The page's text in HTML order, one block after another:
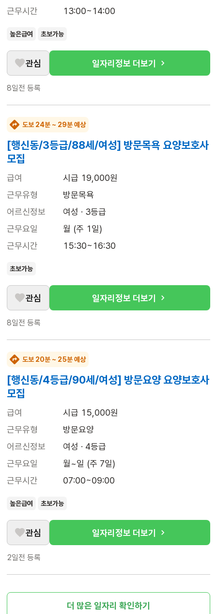
근무시간
13:00~14:00
높은급여 초보가능
관심 일자리정보 더보기
8일전 등록
도보 24분 ~ 29분 예상
[행신동/3등급/88세/여성] 방문목욕 요양보호사
모집
급여
시급 19,000원
근무유형
방문목욕
어르신정보
여성 · 3등급
근무요일
월 (주 1일)
근무시간
15:30~16:30
초보가능
관심 일자리정보 더보기
8일전 등록
도보 20분 ~ 25분 예상
[행신동/4등급/90세/여성] 방문요양 요양보호사
모집
급여
시급 15,000원
근무유형
방문요양
어르신정보
여성 · 4등급
근무요일
월~일 (주 7일)
근무시간
07:00~09:00
높은급여 초보가능
관심 일자리정보 더보기
2일전 등록
더 많은 일자리 확인하기